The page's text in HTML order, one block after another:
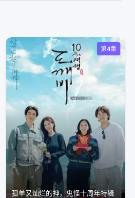
第4集
孤单又灿烂的神，鬼怪十周年特辑